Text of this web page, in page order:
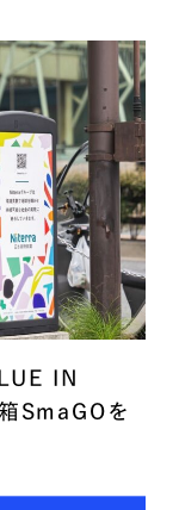
IN
SmaGOを